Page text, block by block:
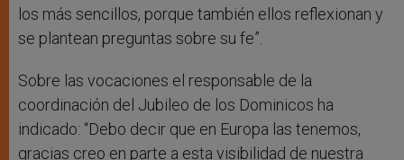
los más sencillos, porque también ellos reflexionan y
se plantean preguntas sobre su fe”.
Sobre las vocaciones el responsable de la
coordinación del Jubileo de los Dominicos ha
indicado: “Debo decir que en Europa las tenemos,
gracias creo en parte a esta visibilidad de nuestra